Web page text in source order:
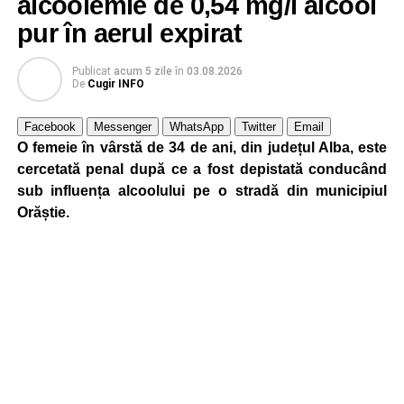
pur în aerul expirat
Publicat acum 5 zile în 03.08.2026
De Cugir INFO
Facebook Messenger WhatsApp Twitter Email
O femeie în vârstă de 34 de ani, din județul Alba, este
cercetată penal după ce a fost depistată conducând
sub influența alcoolului pe o stradă din municipiul
Orăștie.